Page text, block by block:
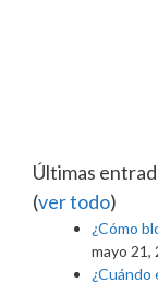
Últimas
(ver todo)
¿Cómo
mayo 21,
¿Cuándo